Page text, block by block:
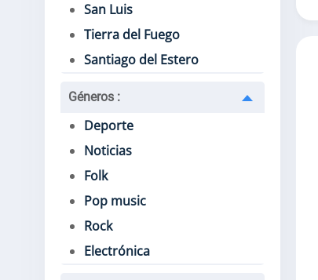
San Luis
Tierra del Fuego
Santiago del Estero
Géneros :
Deporte
Noticias
Folk
Pop music
Rock
Electrónica